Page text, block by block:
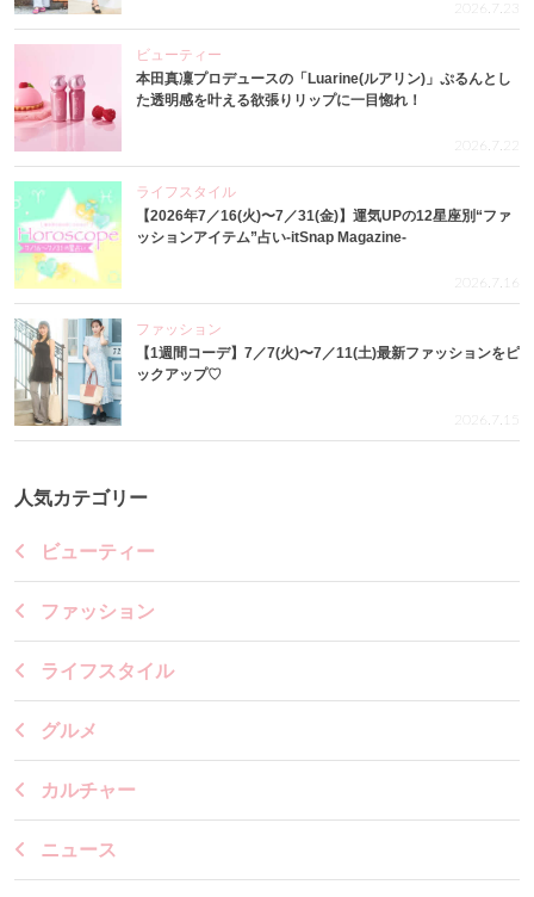
2026.7.23
ビューティー
本田真凜プロデュースの「Luarine(ルアリン)」ぷるんとし
た透明感を叶える欲張りリップに一目惚れ！
2026.7.22
ライフスタイル
【2026年7／16(火)〜7／31(金)】運気UPの12星座別“ファ
ッションアイテム”占い-itSnap Magazine-
2026.7.16
ファッション
【1週間コーデ】7／7(火)〜7／11(土)最新ファッションをピ
ックアップ♡
2026.7.15
人気カテゴリー
ビューティー
ファッション
ライフスタイル
グルメ
カルチャー
ニュース